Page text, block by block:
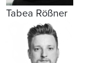
Tabea Rößner